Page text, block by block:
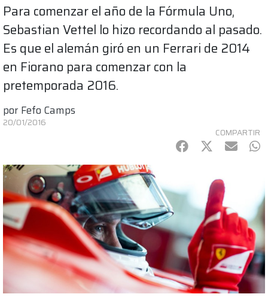
Para comenzar el año de la Fórmula Uno,
Sebastian Vettel lo hizo recordando al pasado.
Es que el alemán giró en un Ferrari de 2014
en Fiorano para comenzar con la
pretemporada 2016.
por Fefo Camps
20/01/2016
COMPARTIR
Facebook
Twitter
mail